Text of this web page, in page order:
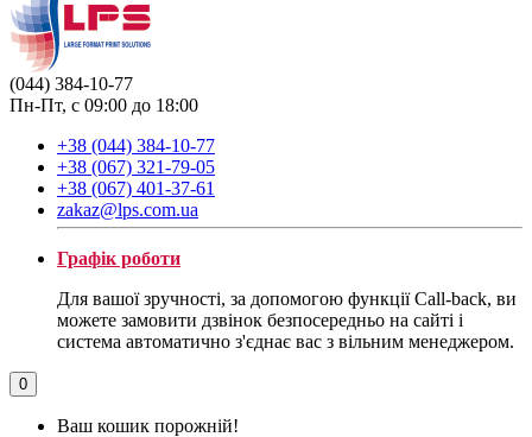
(044) 384-10-77
Пн-Пт, с 09:00 до 18:00
+38 (044) 384-10-77
+38 (067) 321-79-05
+38 (067) 401-37-61
zakaz@lps.com.ua
Графік роботи
Для вашої зручності, за допомогою функції Call-back, ви
можете замовити дзвінок безпосередньо на сайті і
система автоматично з'єднає вас з вільним менеджером.
0
Ваш кошик порожній!